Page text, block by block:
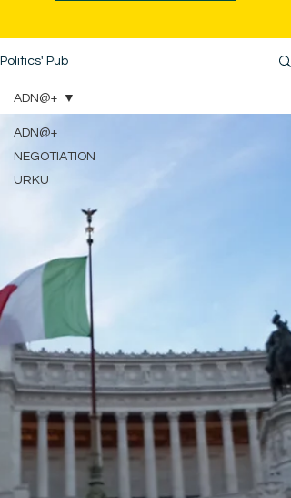
Politics' Pub
ADN@+
NEGOTIATION
URKU
ADN@+